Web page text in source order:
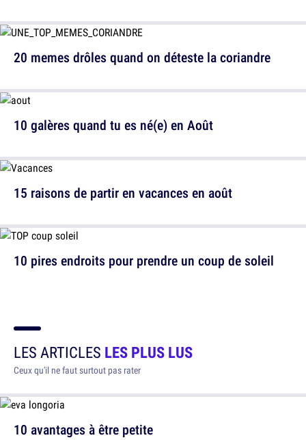
20 memes drôles quand on déteste la coriandre
15 raisons de partir en vacances en août
10 galères quand tu es né(e) en Août
10 pires endroits pour prendre un coup de soleil
LES ARTICLES LES PLUS LUS
Ceux qu'il ne faut surtout pas rater
10 avantages à être petite